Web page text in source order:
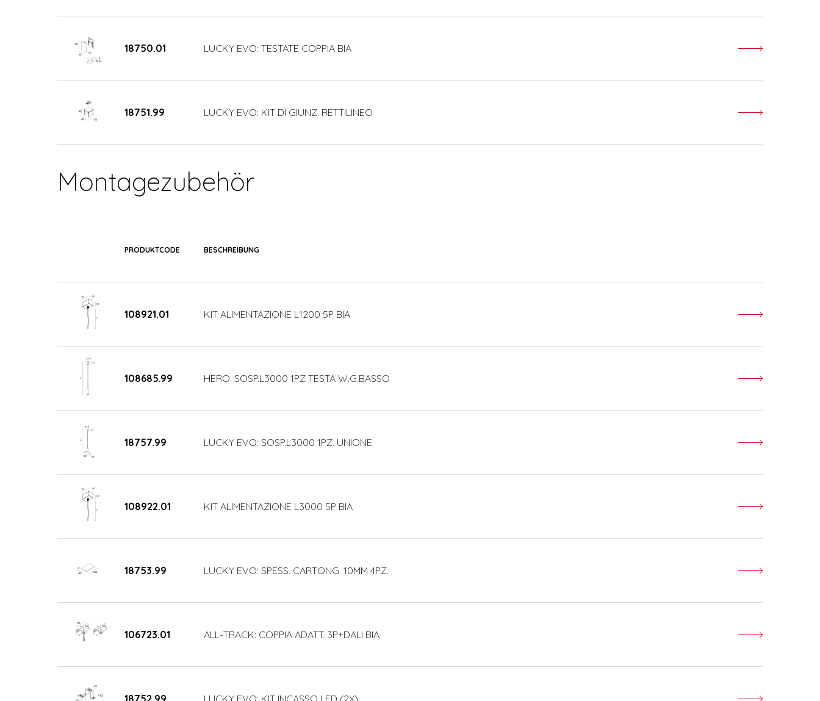
18750.01 LUCKY EVO: TESTATE COPPIA BIA
18751.99 LUCKY EVO: KIT DI GIUNZ. RETTILINEO
Montagezubehör
PRODUKTCODE BESCHREIBUNG
108921.01 KIT ALIMENTAZIONE L1200 5P BIA
108685.99 HERO: SOSP.L3000 1PZ TESTA W.G.BASSO
18757.99 LUCKY EVO: SOSP.L3000 1PZ. UNIONE
108922.01 KIT ALIMENTAZIONE L3000 5P BIA
18753.99 LUCKY EVO: SPESS. CARTONG. 10MM 4PZ.
106723.01 ALL-TRACK: COPPIA ADATT. 3P+DALI BIA
18752.99 LUCKY EVO: KIT INCASSO LED (2X)